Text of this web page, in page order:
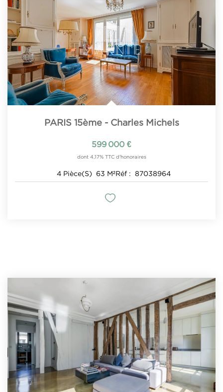
PARIS 15ème - Charles Michels
599 000 €
dont 4,17% TTC d'honoraires
4 Pièce(s) 63 M²Réf : 87038964